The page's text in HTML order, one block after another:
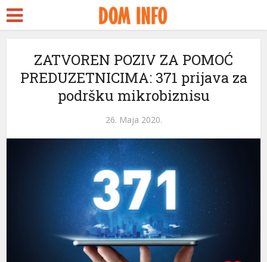
ZATVOREN POZIV ZA POMOĆ
PREDUZETNICIMA: 371 prijava za
podršku mikrobiznisu
26. Maja 2020.